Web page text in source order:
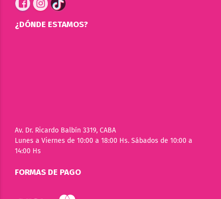
¿DÓNDE ESTAMOS?
Av. Dr. Ricardo Balbín 3319, CABA
Lunes a Viernes de 10:00 a 18:00 Hs. Sábados de 10:00 a
14:00 Hs
FORMAS DE PAGO